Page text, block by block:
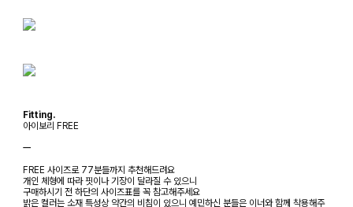
Fitting.
아이보리 FREE
ㅡ
FREE 사이즈로 77분들까지 추천해드려요
개인 체형에 따라 핏이나 기장이 달라질 수 있으니
구매하시기 전 하단의 사이즈표를 꼭 참고해주세요
밝은 컬러는 소재 특성상 약간의 비침이 있으니 예민하신 분들은 이너와 함께 착용해주